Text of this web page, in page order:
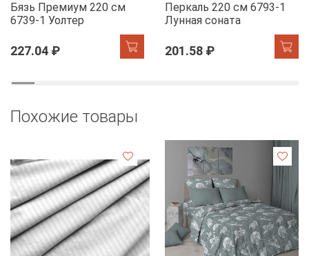
Бязь Премиум 220 см
6739-1 Уолтер
227.04 ₽
Перкаль 220 см 6793-1
Лунная соната
201.58 ₽
Похожие товары